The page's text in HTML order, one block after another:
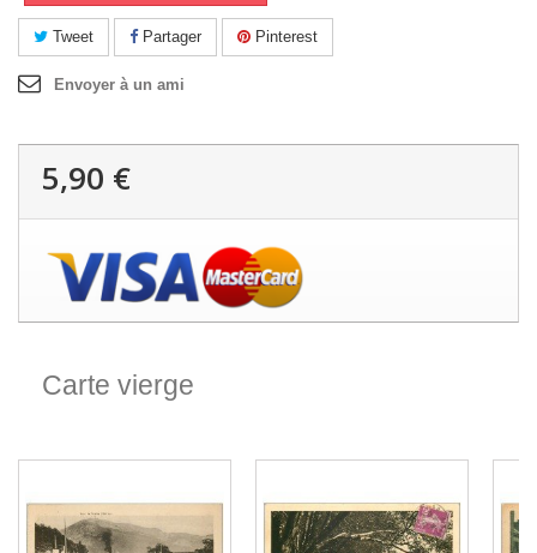
Tweet Partager Pinterest
Envoyer à un ami
5,90 €
Carte vierge